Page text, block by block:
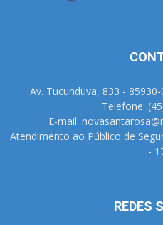
Av. Tucunduva, 833 -
Telefone:
E-mail:
Atendimento ao Público de
-
REDES